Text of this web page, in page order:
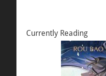
Currently Reading